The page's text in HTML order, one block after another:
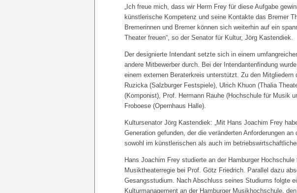
„Ich freue mich, dass wir Herrn Frey für diese Aufgabe
künstlerische Kompetenz und seine Kontakte das Bremer
Bremerinnen und Bremer können sich weiterhin auf ein
Theater freuen“, so der Senator für Kultur, Jörg Kastendiek.
Der designierte Intendant setzte sich in einem
andere Mitbewerber durch. Bei der Intendantenfindung
einem externen Beraterkreis unterstützt. Zu den
Ruzicka (Salzburger Festspiele), Ulrich Khuon (Thalia
(Komponist), Prof. Hermann Rauhe (Hochschule für Musik
Froboese (Opernhaus Halle).
Kultursenator Jörg Kastendiek: „Mit Hans Joachim Frey
Generation gefunden, der die veränderten Anforderungen
sowohl im künstlerischen als auch im
Hans Joachim Frey studierte an der Hamburger
Musiktheaterregie bei Prof. Götz Friedrich. Parallel dazu
Gesangsstudium. Nach Abschluss seines Studiums folgte
Kulturmanagement an der Hamburger Musikhochschule,